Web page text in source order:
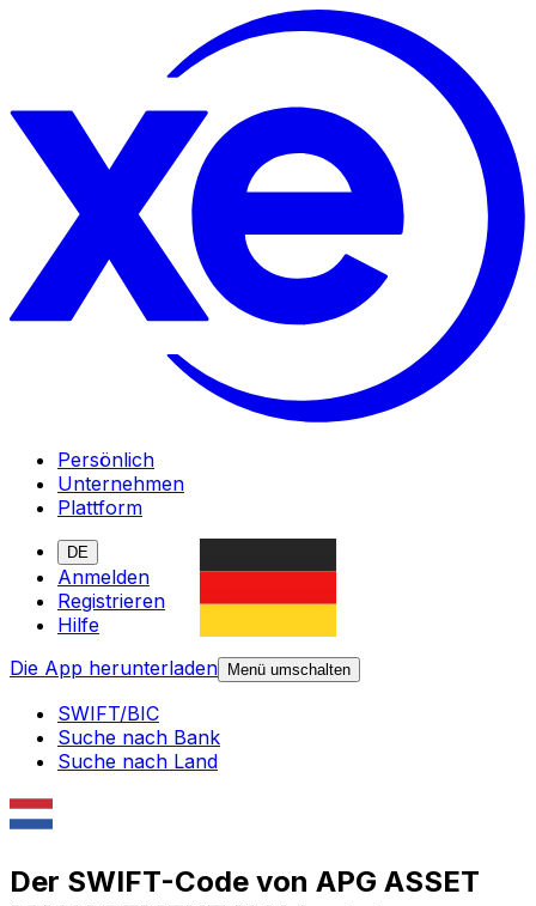
Persönlich
Unternehmen
Plattform
DE
Anmelden
Registrieren
Hilfe
Die App herunterladen
Menü umschalten
SWIFT/BIC
Suche nach Bank
Suche nach Land
Der SWIFT-Code von APG ASSET